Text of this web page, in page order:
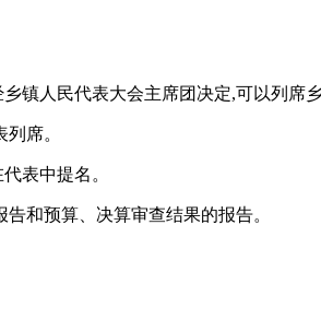
镇人民代表大会主席团决定,可以列席
席。
表中提名。
和预算、决算审查结果的报告。